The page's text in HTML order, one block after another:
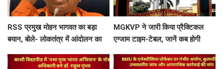
RSS प्रमुख मोहन भागवत का बड़ा
बयान, बोले- लोकतंत्र में आंदोलन का
MGKVP ने जारी किया प्रैक्टिकल
एग्जाम टाइम-टेबल, जानें कब होगी